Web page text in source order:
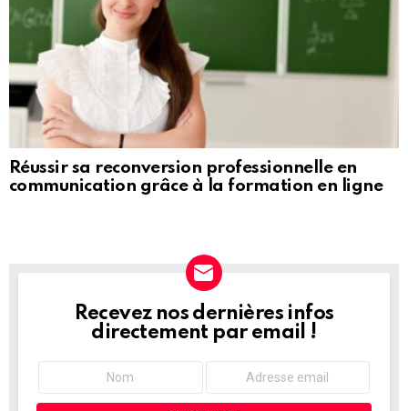
Réussir sa reconversion professionnelle en
communication grâce à la formation en ligne
NEWSLETTER
Recevez nos dernières infos
directement par email !